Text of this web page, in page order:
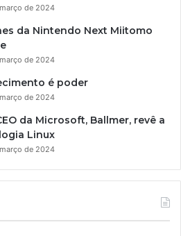
de 2024
da Nintendo Next Miitomo
de 2024
é poder
de 2024
da Microsoft, Ballmer, revê a
Linux
de 2024